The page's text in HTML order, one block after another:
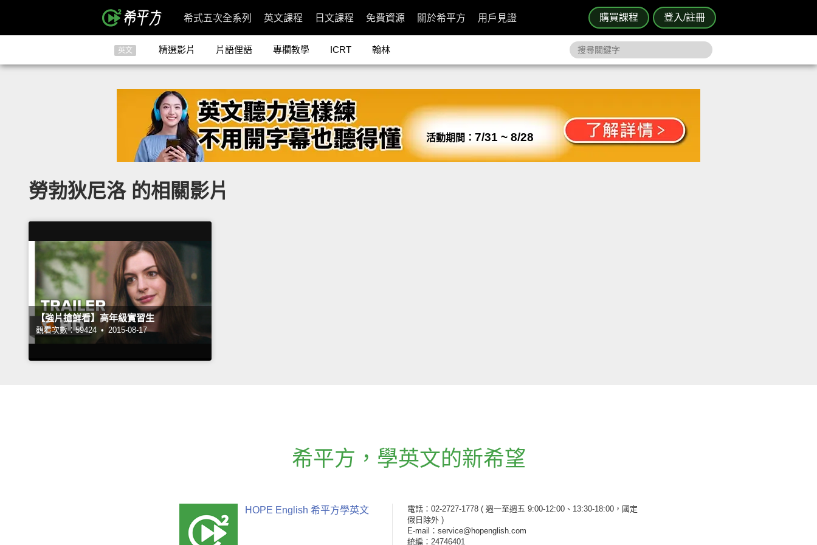
購買課程 登入/註冊
希式五次全系列 英文課程 日文課程 免費資源 關於希平方 用戶見證
英文 精選影片 片語俚語 專欄教學 ICRT 翰林
活動期間： 7/31 ~ 8/28
勞勃狄尼洛 的相關影片
【強片搶鮮看】高年級實習生
觀看次數：59424 • 2015-08-17
希平方 ， 學英文的新希望
HOPE English 希平方學英文 電話：02-2727-1778 ( 週一至週五 9:00-12:00、13:30-18:00，國定
假日除外 )
E-mail：service@hopenglish.com
統編：24746401